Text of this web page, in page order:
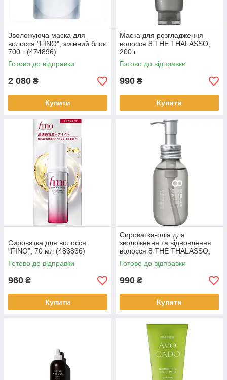
Зволожуюча маска для
волосся "FINO", змінний блок
700 г (474896)
Готово до відправки
2 080 ₴
Купити
Маска для розгладження
волосся 8 THE THALASSO,
200 г
Готово до відправки
990 ₴
Купити
Сироватка для волосся
"FINO", 70 мл (483836)
Готово до відправки
960 ₴
Купити
Сироватка-олія для
зволоження та відновлення
волосся 8 THE THALASSO,
100 мл
Готово до відправки
990 ₴
Купити